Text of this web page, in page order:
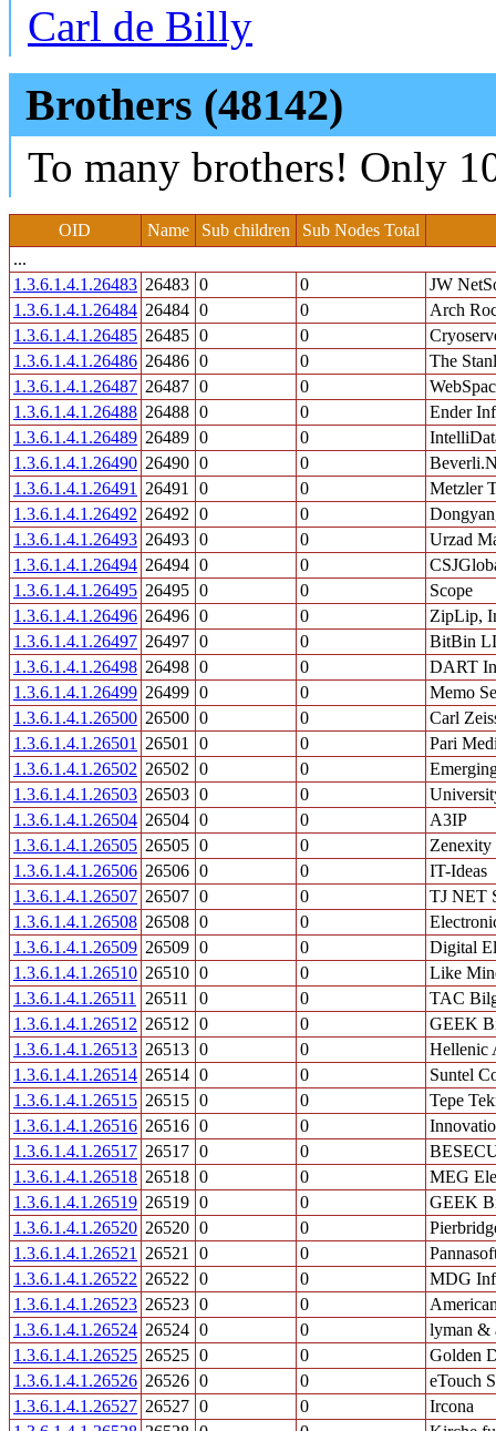
Carl de Billy
Brothers (48142)
To many brothers! Only
OID Name Sub children
Sub Nodes Total
...
1.3.6.1.4.1.26483 26483 0 0
JW
1.3.6.1.4.1.26484 26484 0 0
Arch
1.3.6.1.4.1.26485 26485 0 0
1.3.6.1.4.1.26486 26486 0 0
The
1.3.6.1.4.1.26487 26487 0 0
1.3.6.1.4.1.26488 26488 0 0
Ender
1.3.6.1.4.1.26489 26489 0 0
1.3.6.1.4.1.26490 26490 0 0
1.3.6.1.4.1.26491
26491 0 0
Metzler
1.3.6.1.4.1.26492 26492 0 0
1.3.6.1.4.1.26493 26493 0 0
Urzad
1.3.6.1.4.1.26494 26494 0 0
1.3.6.1.4.1.26495 26495 0 0
Scope
1.3.6.1.4.1.26496 26496 0 0
ZipLip,
1.3.6.1.4.1.26497 26497 0 0
BitBin
1.3.6.1.4.1.26498 26498 0 0
DART
1.3.6.1.4.1.26499 26499 0 0
Memo
1.3.6.1.4.1.26500 26500 0 0
Carl
1.3.6.1.4.1.26501
26501 0 0
Pari
1.3.6.1.4.1.26502 26502 0 0
1.3.6.1.4.1.26503 26503 0 0
1.3.6.1.4.1.26504 26504 0 0
A3IP
1.3.6.1.4.1.26505 26505 0 0
Zenexity
1.3.6.1.4.1.26506 26506 0 0
IT-Ideas
1.3.6.1.4.1.26507 26507 0 0
TJ NET
1.3.6.1.4.1.26508 26508 0 0
1.3.6.1.4.1.26509 26509 0 0
Digital
1.3.6.1.4.1.26510 26510 0 0
Like
1.3.6.1.4.1.26511
26511 0 0
TAC
1.3.6.1.4.1.26512 26512 0 0
GEEK
1.3.6.1.4.1.26513 26513 0 0
Hellenic
1.3.6.1.4.1.26514 26514 0 0
Suntel
1.3.6.1.4.1.26515 26515 0 0
Tepe
1.3.6.1.4.1.26516 26516 0 0
1.3.6.1.4.1.26517 26517 0 0
1.3.6.1.4.1.26518 26518 0 0
MEG
1.3.6.1.4.1.26519 26519 0 0
GEEK
1.3.6.1.4.1.26520 26520 0 0
1.3.6.1.4.1.26521
26521 0 0
1.3.6.1.4.1.26522 26522 0 0
MDG
1.3.6.1.4.1.26523 26523 0 0
1.3.6.1.4.1.26524 26524 0 0
lyman &
1.3.6.1.4.1.26525 26525 0 0
Golden
1.3.6.1.4.1.26526 26526 0 0
eTouch
1.3.6.1.4.1.26527 26527 0 0
Ircona